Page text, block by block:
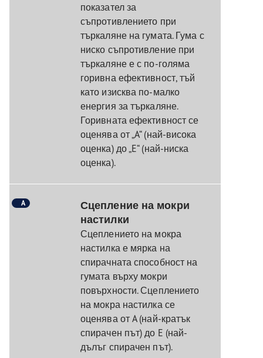
показател за
съпротивлението при
търкаляне на гумата. Гума с
ниско съпротивление при
търкаляне е с по-голяма
горивна ефективност, тъй
като изисква по-малко
енергия за търкаляне.
Горивната ефективност се
оценява от „A“ (най-висока
оценка) до „E“ (най-ниска
оценка).
A
Сцепление на мокри
настилки
Сцеплението на мокра
настилка е мярка на
спирачната способност на
гумата върху мокри
повърхности. Сцеплението
на мокра настилка се
оценява от A (най-кратък
спирачен път) до E (най-
дълъг спирачен път).